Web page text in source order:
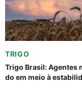
TRIGO
Trigo Brasil: Agentes
do em meio à